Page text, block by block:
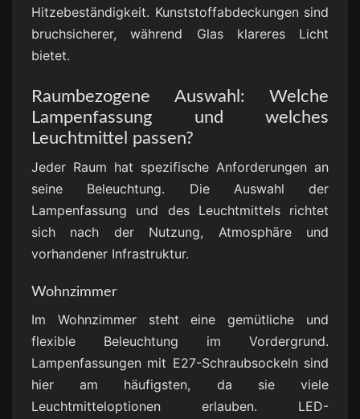
Hitzebeständigkeit. Kunststoffabdeckungen sind
bruchsicherer, während Glas klareres Licht
bietet.
Raumbezogene Auswahl: Welche
Lampenfassung und welches
Leuchtmittel passen?
Jeder Raum hat spezifische Anforderungen an
seine Beleuchtung. Die Auswahl der
Lampenfassung und des Leuchtmittels richtet
sich nach der Nutzung, Atmosphäre und
vorhandener Infrastruktur.
Wohnzimmer
Im Wohnzimmer steht eine gemütliche und
flexible Beleuchtung im Vordergrund.
Lampenfassungen mit E27-Schraubsockeln sind
hier am häufigsten, da sie viele
Leuchtmitteloptionen erlauben. LED-